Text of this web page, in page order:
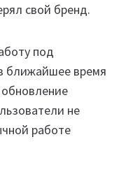
свой бренд.
под
ближайшее время
не
работе